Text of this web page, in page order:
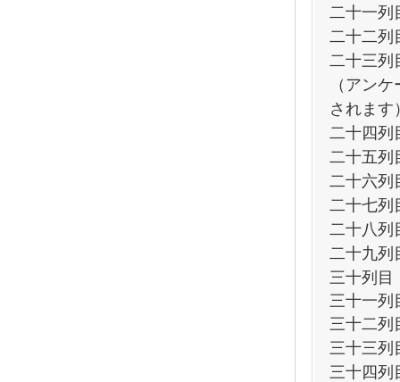
二十一列
二十二列
二十三列
（アン
されます
二十四列
二十五列
二十六列
二十七列
二十八列
二十九列
三十列目
三十一列
三十二列
三十三列
三十四列